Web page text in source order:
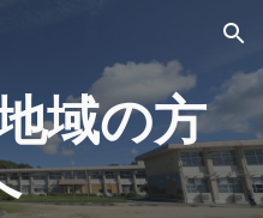
Skip to navigation
域の方